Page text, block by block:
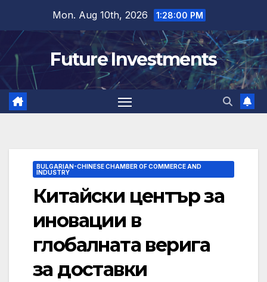
content
Mon. Aug 10th, 2026 1:28:01 PM
Future Investments
BULGARIAN-CHINESE CHAMBER OF COMMERCE AND
INDUSTRY
Китайски център за
иновации в
глобалната верига
за доставки